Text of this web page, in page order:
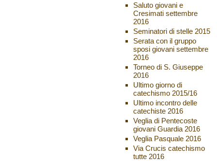
Saluto giovani e
Cresimati settembre
2016
Seminatori di stelle 2015
Serata con il gruppo
sposi giovani settembre
2016
Torneo di S. Giuseppe
2016
Ultimo giorno di
catechismo 2015/16
Ultimo incontro delle
catechiste 2016
Veglia di Pentecoste
giovani Guardia 2016
Veglia Pasquale 2016
Via Crucis catechismo
tutte 2016